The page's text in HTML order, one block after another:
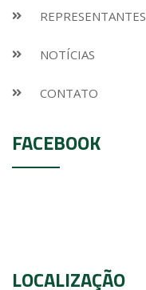
REPRESENTANTES
NOTÍCIAS
CONTATO
FACEBOOK
LOCALIZAÇÃO